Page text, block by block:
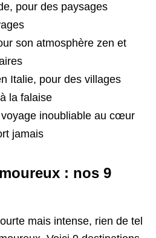
pour des paysages
son atmosphère zen et
Italie, pour des villages
la falaise
inoubliable au cœur
jamais
: nos 9
mais intense, rien de tel